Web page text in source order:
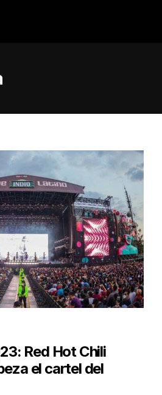
Red Hot Chili
el cartel del